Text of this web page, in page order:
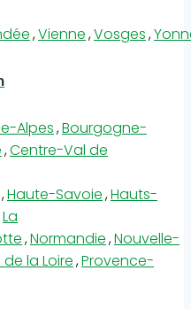
,Vienne,Vosges,
Alpes,Bourgogne-
,Centre-Val de
,Haute-Savoie,Hauts-
La
,Normandie,Nouvelle-
de la Loire,Provence-